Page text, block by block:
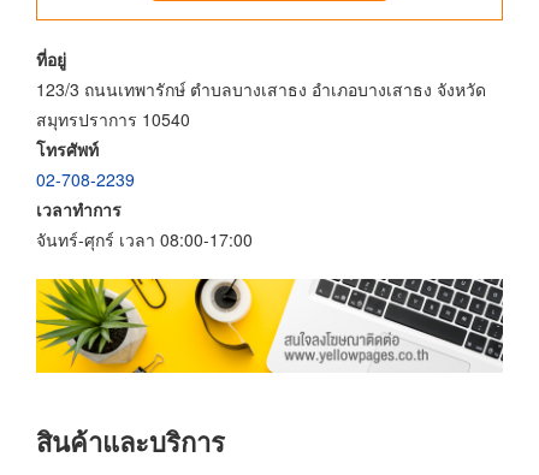
ที่อยู่
123/3 ถนนเทพารักษ์ ตำบลบางเสาธง อำเภอบางเสาธง จังหวัด
สมุทรปราการ 10540
โทรศัพท์
02-708-2239
เวลาทำการ
จันทร์-ศุกร์ เวลา 08:00-17:00
สินค้าและบริการ